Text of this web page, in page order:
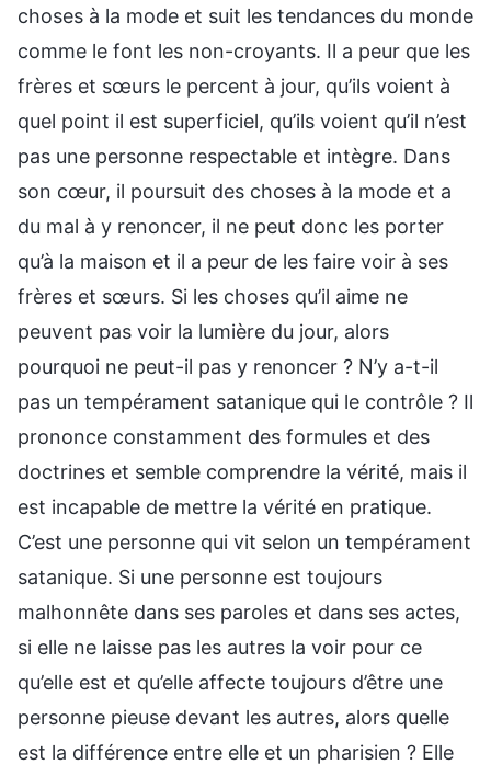
choses à la mode et suit les tendances du monde
comme le font les non-croyants. Il a peur que les
frères et sœurs le percent à jour, qu’ils voient à
quel point il est superficiel, qu’ils voient qu’il n’est
pas une personne respectable et intègre. Dans
son cœur, il poursuit des choses à la mode et a
du mal à y renoncer, il ne peut donc les porter
qu’à la maison et il a peur de les faire voir à ses
frères et sœurs. Si les choses qu’il aime ne
peuvent pas voir la lumière du jour, alors
pourquoi ne peut-il pas y renoncer ? N’y a-t-il
pas un tempérament satanique qui le contrôle ? Il
prononce constamment des formules et des
doctrines et semble comprendre la vérité, mais il
est incapable de mettre la vérité en pratique.
C’est une personne qui vit selon un tempérament
satanique. Si une personne est toujours
malhonnête dans ses paroles et dans ses actes,
si elle ne laisse pas les autres la voir pour ce
qu’elle est et qu’elle affecte toujours d’être une
personne pieuse devant les autres, alors quelle
est la différence entre elle et un pharisien ? Elle